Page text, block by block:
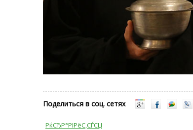
Поделиться в соц. сетях
РќСЂР°РІРёС‚СЃСЏ